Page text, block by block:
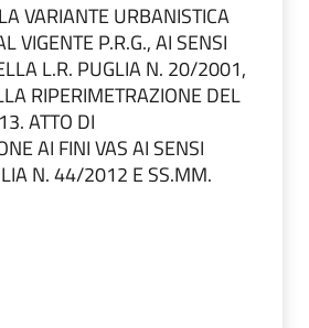
VARIANTE URBANISTICA
VIGENTE P.R.G., AI SENSI
L.R. PUGLIA N. 20/2001,
RIPERIMETRAZIONE DEL
ATTO DI
AI FINI VAS AI SENSI
N. 44/2012 E SS.MM.